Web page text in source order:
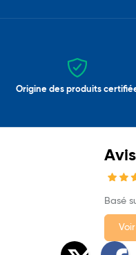
Origine des produits
Basé